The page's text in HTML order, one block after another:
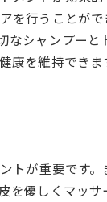
行うことが
シャンプー
を維持できま
が重要です
優しくマッ